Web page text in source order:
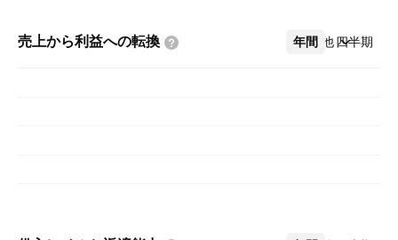
売上から利益への転換 年間 四半期
その他